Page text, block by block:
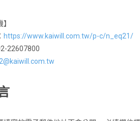
https://www.kaiwill.com.tw/p-c/n_eq21/
22607800